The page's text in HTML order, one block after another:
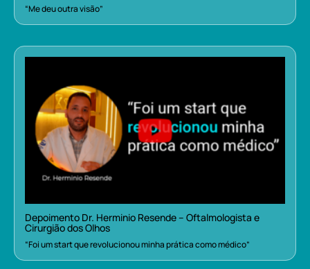
“Me deu outra visão”
Depoimento Dr. Herminio Resende – Oftalmologista e
Cirurgião dos Olhos
“Foi um start que revolucionou minha prática como médico”